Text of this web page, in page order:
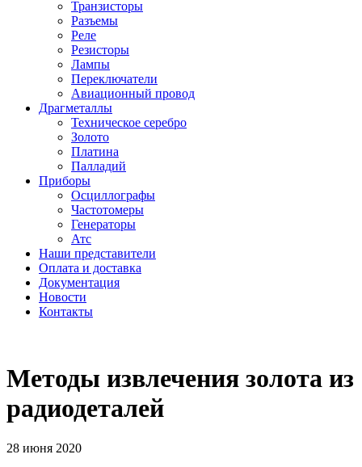
Транзисторы
Разъемы
Реле
Резисторы
Лампы
Переключатели
Авиационный провод
Драгметаллы
Техническое серебро
Золото
Платина
Палладий
Приборы
Осциллографы
Частотомеры
Генераторы
Атс
Наши представители
Оплата и доставка
Документация
Новости
Контакты
Методы извлечения золота из
радиодеталей
28 июня 2020